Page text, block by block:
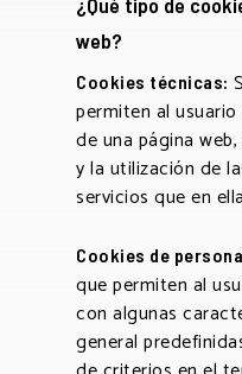
web?
Cookies técnicas:
permiten al
de una página
y la utilización de
servicios que en
Cookies de
que permiten al
con algunas
general